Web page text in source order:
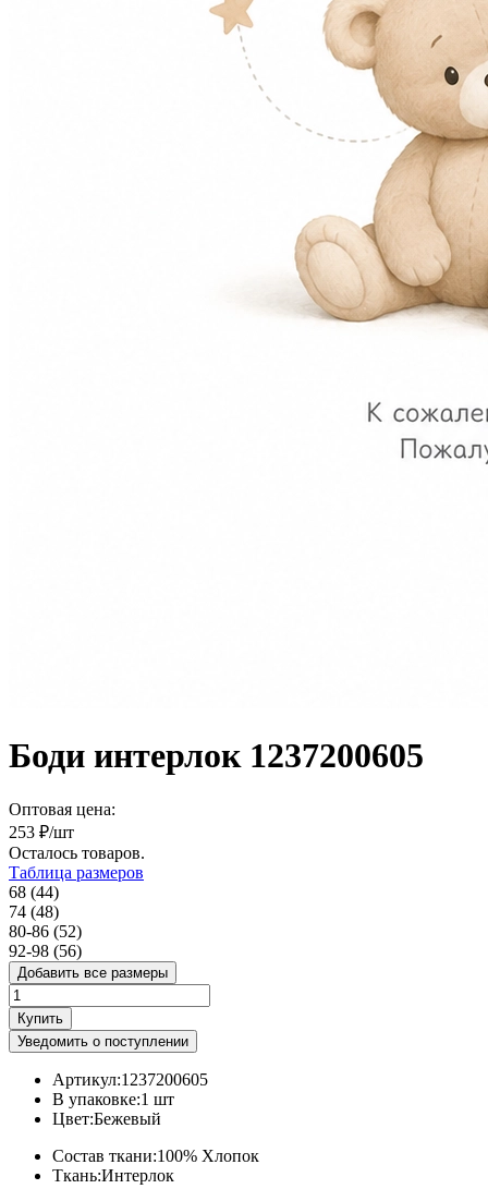
Боди интерлок 1237200605
Оптовая цена:
253 ₽/шт
Осталось товаров.
Таблица размеров
68 (44)
74 (48)
80-86 (52)
92-98 (56)
Добавить все размеры
Купить
Уведомить о поступлении
Артикул:1237200605
В упаковке:1 шт
Цвет:Бежевый
Состав ткани:100% Хлопок
Ткань:Интерлок